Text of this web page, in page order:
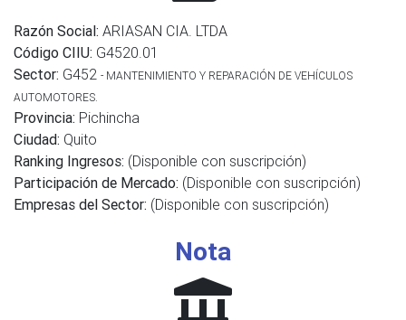
Razón Social: ARIASAN CIA. LTDA
Código CIIU: G4520.01
Sector: G452 - MANTENIMIENTO Y REPARACIÓN DE VEHÍCULOS
AUTOMOTORES.
Provincia: Pichincha
Ciudad: Quito
Ranking Ingresos: (Disponible con suscripción)
Participación de Mercado: (Disponible con suscripción)
Empresas del Sector: (Disponible con suscripción)
Nota